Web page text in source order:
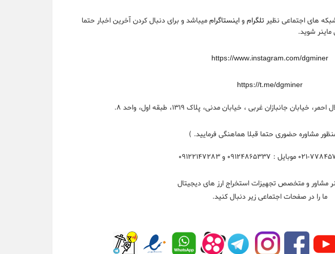
های اجتماعی نظیرتلگرامواینستاگراممیباشد و برای دنبال کردن آخرین اخبار حتما
شوید.
https://www.instagram.com/dgminer
https://t.me/dgminer
جانبازان غربی ، خیابان مدنی، پلاک 1319، طبقه اول، واحد 8.
مشاوره حضوری حتما قبلا هماهنگی فرمایید. )
مشاور و متخصص تجهیزات استخراج ارز های دیجیتال
ما را در صفحات اجتماعی زیر دنبال کنید.